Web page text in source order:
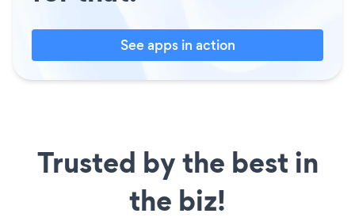
See apps in action
Trusted by the best in
the biz!